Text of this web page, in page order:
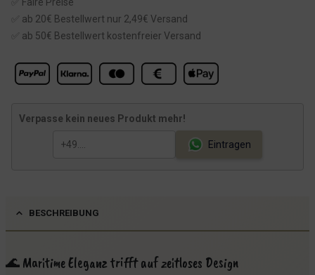
✅ ab 20€ Bestellwert nur 2,49€ Versand
✅ ab 50€ Bestellwert kostenfreier Versand
Verpasse kein neues Produkt mehr!
Eintragen
BESCHREIBUNG
🌊 Maritime Eleganz trifft auf zeitloses Design